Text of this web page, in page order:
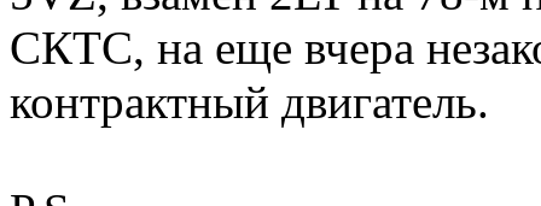
СКТС, на еще вчера
контрактный двигатель.